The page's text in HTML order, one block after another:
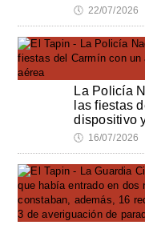
🕔 22/07/2026
La Policía
las fiestas
dispositivo
🕔 16/07/2026